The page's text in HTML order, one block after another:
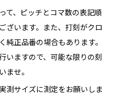
て、ピッチとコマ数の表記順
ざいます。また、打刻がクロ
純正品番の場合もあります。
いますので、可能な限りの刻
ませ。
測サイズに測定をお願いしま